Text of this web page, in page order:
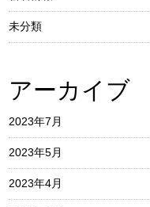
未分類
アーカイブ
2023年7月
2023年5月
2023年4月